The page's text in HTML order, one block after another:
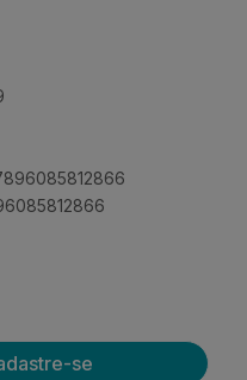
se